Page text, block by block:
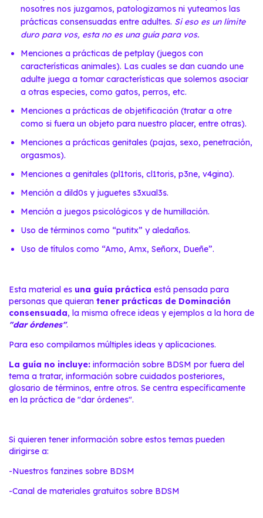
nosotres nos juzgamos, patologizamos ni yuteamos las
prácticas consensuadas entre adultes. Si eso es un límite
duro para vos, esta no es una guía para vos.
Menciones a prácticas de petplay (juegos con
características animales). Las cuales se dan cuando une
adulte juega a tomar características que solemos asociar
a otras especies, como gatos, perros, etc.
Menciones a prácticas de objetificación (tratar a otre
como si fuera un objeto para nuestro placer, entre otras).
Menciones a prácticas genitales (pajas, sexo, penetración,
orgasmos).
Menciones a genitales (pl1toris, cl1toris, p3ne, v4gina).
Mención a dild0s y juguetes s3xual3s.
Mención a juegos psicológicos y de humillación.
Uso de términos como “putitx” y aledaños.
Uso de títulos como “Amo, Amx, Señorx, Dueñe”.
Esta material es una guía práctica está pensada para
personas que quieran tener prácticas de Dominación
consensuada, la misma ofrece ideas y ejemplos a la hora de
"dar órdenes".
Para eso compilamos múltiples ideas y aplicaciones.
La guía no incluye: información sobre BDSM por fuera del
tema a tratar, información sobre cuidados posteriores,
glosario de términos, entre otros. Se centra específicamente
en la práctica de "dar órdenes".
Si quieren tener información sobre estos temas pueden
dirigirse a:
-Nuestros fanzines sobre BDSM
-Canal de materiales gratuitos sobre BDSM